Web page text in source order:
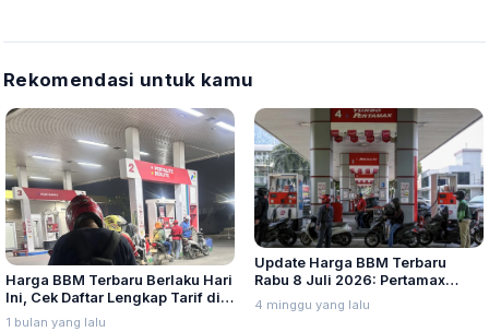
Rekomendasi untuk kamu
Harga BBM Terbaru Berlaku Hari
Ini, Cek Daftar Lengkap Tarif di
Seluruh Indonesia
1 bulan yang lalu
Update Harga BBM Terbaru
Rabu 8 Juli 2026: Pertamax
Turbo, Dexlite, dan Pertamina
Dex Turun
4 minggu yang lalu